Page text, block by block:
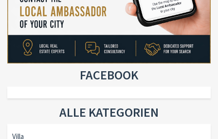
FACEBOOK
ALLE KATEGORIEN
Villa